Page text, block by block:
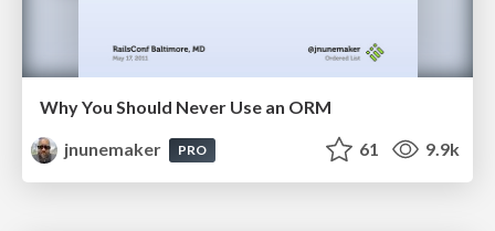
Why You Should Never Use an ORM
jnunemaker
PRO 61 9.9k